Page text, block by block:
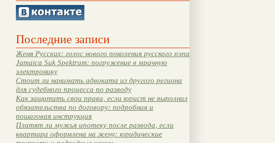
Последние записи
Женя Русских: голос нового поколения русского рэпа
Jamaica Suk Spektrum: погружение в мрачную
электронику
Стоит ли нанимать адвоката из другого региона
для судебного процесса по разводу
Как защитить свои права, если юрист не выполнил
обязательства по договору: подробная и
пошаговая инструкция
Платят ли мужья ипотеку после развода, если
квартира оформлена на жену: юридические